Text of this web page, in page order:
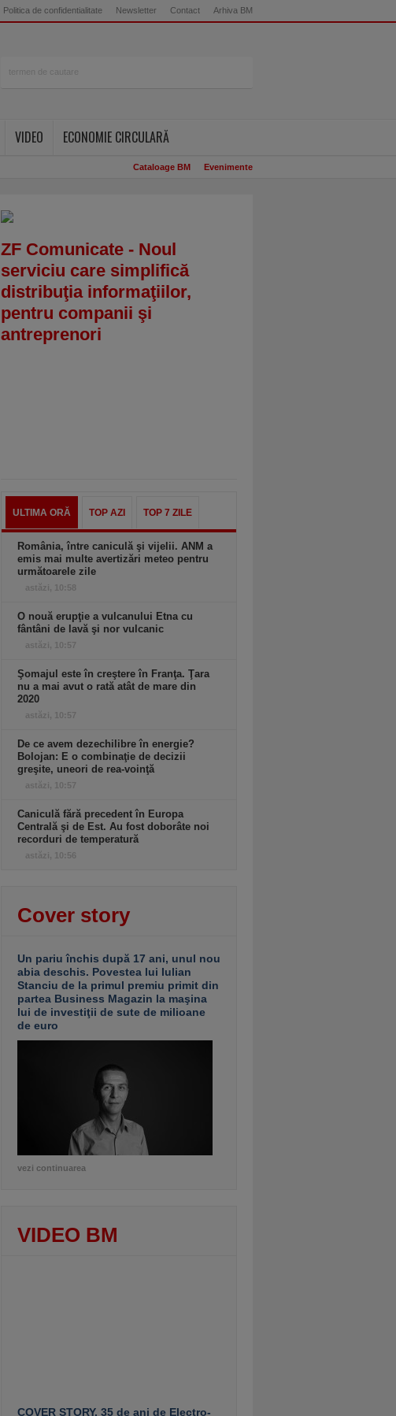
Politica de confidentialitate Newsletter Contact Arhiva BM
VIDEO
ECONOMIE CIRCULARĂ
Cataloage BM Evenimente
ZF Comunicate - Noul
serviciu care simplifică
distribuţia informaţiilor,
pentru companii şi
antreprenori
ULTIMA ORĂ TOP AZI TOP 7 ZILE
România, între caniculă şi vijelii. ANM a
emis mai multe avertizări meteo pentru
următoarele zile
astăzi, 10:58
O nouă erupţie a vulcanului Etna cu
fântâni de lavă şi nor vulcanic
astăzi, 10:57
Şomajul este în creştere în Franţa. Ţara
nu a mai avut o rată atât de mare din
2020
astăzi, 10:57
De ce avem dezechilibre în energie?
Bolojan: E o combinaţie de decizii
greşite, uneori de rea-voinţă
astăzi, 10:57
Caniculă fără precedent în Europa
Centrală şi de Est. Au fost doborâte noi
recorduri de temperatură
astăzi, 10:56
Cover story
Un pariu închis după 17 ani, unul nou
abia deschis. Povestea lui Iulian
Stanciu de la primul premiu primit din
partea Business Magazin la maşina
lui de investiţii de sute de milioane
de euro
vezi continuarea
VIDEO BM
COVER STORY. 35 de ani de Electro-